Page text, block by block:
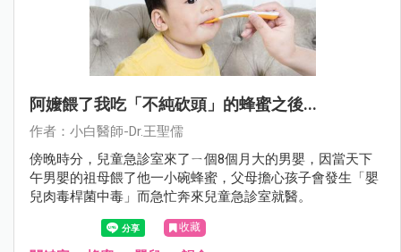
阿嬤餵了我吃「不純砍頭」的蜂蜜之後...
作者：小白醫師-Dr.王聖儒
傍晚時分，兒童急診室來了ㄧ個8個月大的男嬰，因當天下
午男嬰的祖母餵了他一小碗蜂蜜，父母擔心孩子會發生「嬰
兒肉毒桿菌中毒」而急忙奔來兒童急診室就醫。
收藏